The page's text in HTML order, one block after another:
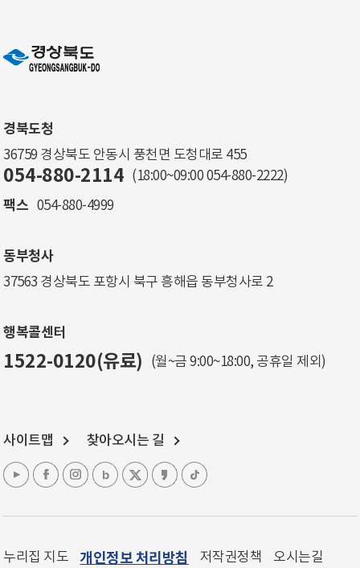
경북도청
36759 경상북도 안동시 풍천면 도청대로 455
054-880-2114 (18:00~09:00 054-880-2222)
팩스 054-880-4999
동부청사
37563 경상북도 포항시 북구 흥해읍 동부청사로 2
행복콜센터
1522-0120(유료) (월~금 9:00~18:00, 공휴일 제외)
사이트맵 찾아오시는 길
누리집 지도 개인정보 처리방침 저작권정책 오시는길